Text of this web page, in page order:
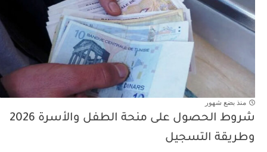
منذ بضع شهور
شروط الحصول على منحة الطفل والأسرة 2026
وطريقة التسجيل